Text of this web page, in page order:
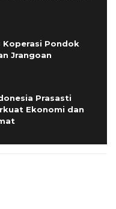
Koperasi Pondok
Jrangoan
Prasasti
Ekonomi dan